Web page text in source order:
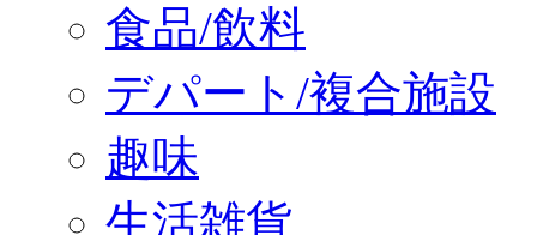
食品/飲料
デパート/複合施設
趣味
生活雑貨